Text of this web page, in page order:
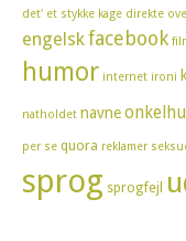
det' et stykke kage direkte
engelskfacebook
humor internet ironi
natholdet navne
per se quora reklamer
sprog sprogfejl